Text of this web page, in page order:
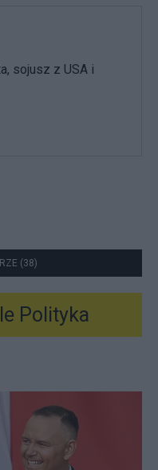
sojusz z USA i
(38)
Polityka